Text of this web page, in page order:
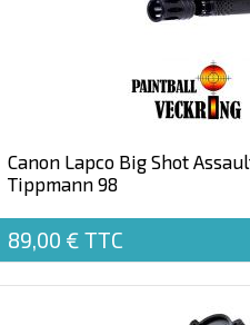
Canon Lapco Big Shot
Tippmann 98
89,00 € TTC